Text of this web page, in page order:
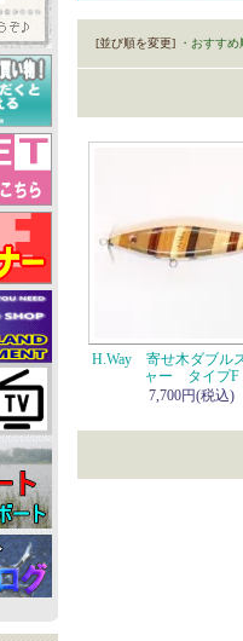
[並び順を変更] ・おすすめ
H.Way 寄せ木ダブル
ャー タイプF
7,700円(税込)